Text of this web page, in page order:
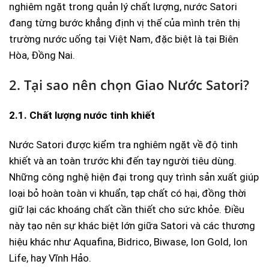
nghiêm ngặt trong quản lý chất lượng, nước Satori
đang từng bước khẳng định vị thế của mình trên thị
trường nước uống tại Việt Nam, đặc biệt là tại Biên
Hòa, Đồng Nai.
2. Tại sao nên chọn Giao Nước Satori?
2.1. Chất lượng nước tinh khiết
Nước Satori được kiểm tra nghiêm ngặt về độ tinh
khiết và an toàn trước khi đến tay người tiêu dùng.
Những công nghệ hiện đại trong quy trình sản xuất giúp
loại bỏ hoàn toàn vi khuẩn, tạp chất có hại, đồng thời
giữ lại các khoáng chất cần thiết cho sức khỏe. Điều
này tạo nên sự khác biệt lớn giữa Satori và các thương
hiệu khác như Aquafina, Bidrico, Biwase, Ion Gold, Ion
Life, hay Vĩnh Hảo.